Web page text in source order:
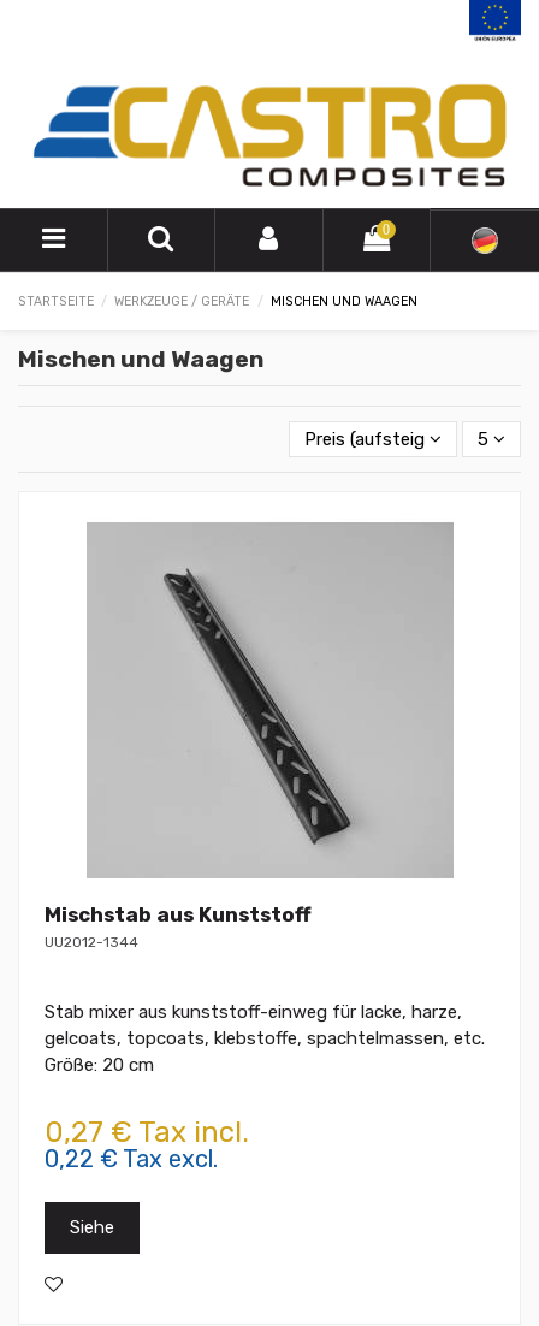
0
STARTSEITE WERKZEUGE / GERÄTE MISCHEN UND WAAGEN
Mischen und Waagen
Preis (aufsteigend) 5
Mischstab aus Kunststoff
UU2012-1344
Stab mixer aus kunststoff-einweg für lacke, harze,
gelcoats, topcoats, klebstoffe, spachtelmassen, etc.
Größe: 20 cm
0,27 € Tax incl.
0,22 € Tax excl.
Siehe